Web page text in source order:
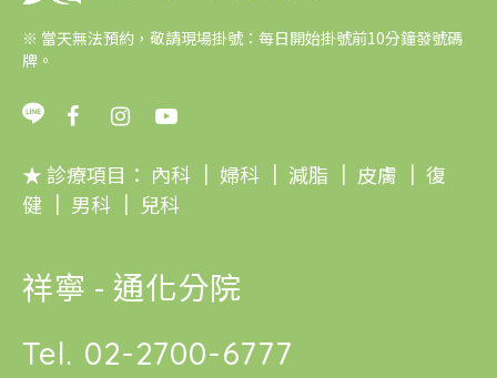
※ 當天無法預約，敬請現場掛號：每日開始掛號前10分鐘發號碼
牌。
★ 診療項目： 內科 ｜ 婦科 ｜ 減脂 ｜ 皮膚 ｜ 復
健 ｜ 男科 ｜ 兒科
祥寧 - 通化分院
Tel. 02-2700-6777